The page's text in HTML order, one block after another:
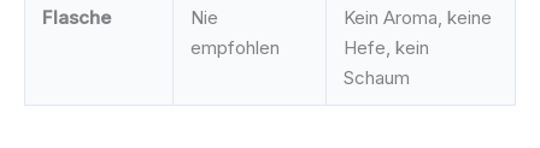
Flasche
Nie
empfohlen
Kein Aroma, keine
Hefe, kein
Schaum